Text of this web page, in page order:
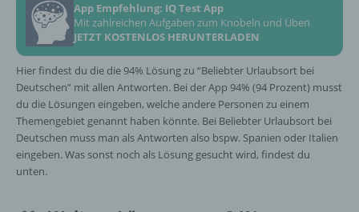
App Empfehlung: IQ Test App
Mit zahlreichen Aufgaben zum Knobeln und Üben
JETZT KOSTENLOS HERUNTERLADEN
Hier findest du die die 94% Lösung zu “Beliebter Urlaubsort bei
Deutschen” mit allen Antworten. Bei der App 94% (94 Prozent) musst
du die Lösungen eingeben, welche andere Personen zu einem
Themengebiet genannt haben könnte. Bei Beliebter Urlaubsort bei
Deutschen muss man als Antworten also bspw. Spanien oder Italien
eingeben. Was sonst noch als Lösung gesucht wird, findest du
unten.